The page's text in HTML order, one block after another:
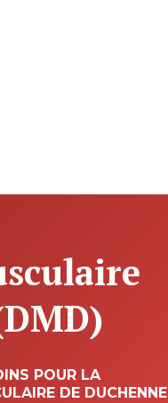
POUR LA
DE DUCHENNE